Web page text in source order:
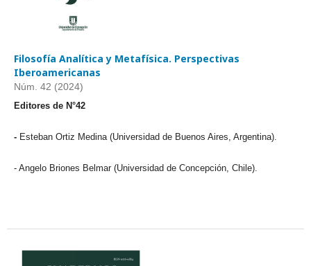
Filosofía Analítica y Metafísica. Perspectivas
Iberoamericanas
Núm. 42 (2024)
Editores de N°42
- Esteban Ortiz Medina (Universidad de Buenos Aires, Argentina).
- Angelo Briones Belmar (Universidad de Concepción, Chile).